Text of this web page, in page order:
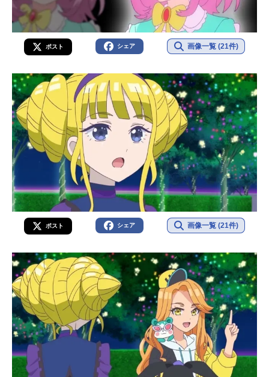
ポスト シェア 画像一覧 (21件)
ポスト シェア 画像一覧 (21件)